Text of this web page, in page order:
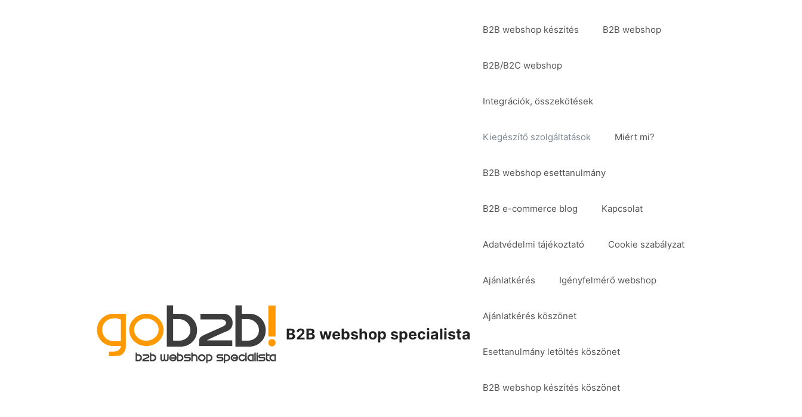
B2B webshop specialista
B2B webshop készítés B2B webshop
B2B/B2C webshop
Integrációk, összekötések
Kiegészítő szolgáltatások Miért mi?
B2B webshop esettanulmány
B2B e-commerce blog Kapcsolat
Adatvédelmi tájékoztató Cookie szabályzat
Ajánlatkérés Igényfelmérő webshop
Ajánlatkérés köszönet
Esettanulmány letöltés köszönet
B2B webshop készítés köszönet